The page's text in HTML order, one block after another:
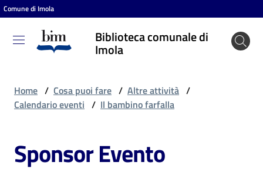
Vai al contenuto
Vai alla navigazione
Vai al footer
Comune di Imola
Biblioteca comunale di
Imola
Biblioteca
comunale
Home / Cosa puoi fare / Altre attività /
Calendario eventi / Il bambino farfalla
Sponsor Evento